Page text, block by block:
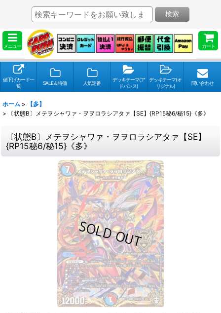
メニュー カート
検索
値下げカード一
覧
SALE＆特価 人気定番
デッキテーマ(ア
ドバンス)
デッキテーマ(オ
リジナル)
問い合わせ
ホーム >
【多】
>
〔状態B〕メテヲシャワァ・ヲヲロラシアタァ【SE】{RP15秘6/秘15}《多》
〔状態B〕メテヲシャワァ・ヲヲロラシアタァ【SE】
{RP15秘6/秘15}《多》